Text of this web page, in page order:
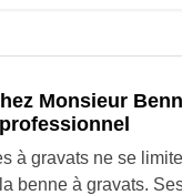
Monsieur
professionnel
à gravats ne se
benne à gravats.